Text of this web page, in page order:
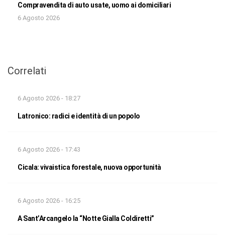
Compravendita di auto usate, uomo ai domiciliari
6 Agosto 2026
Correlati
6 Agosto 2026 - 18:27
Latronico: radici e identità di un popolo
6 Agosto 2026 - 17:43
Cicala: vivaistica forestale, nuova opportunità
6 Agosto 2026 - 16:25
A Sant’Arcangelo la “Notte Gialla Coldiretti”